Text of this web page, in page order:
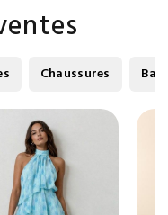
Chaussures